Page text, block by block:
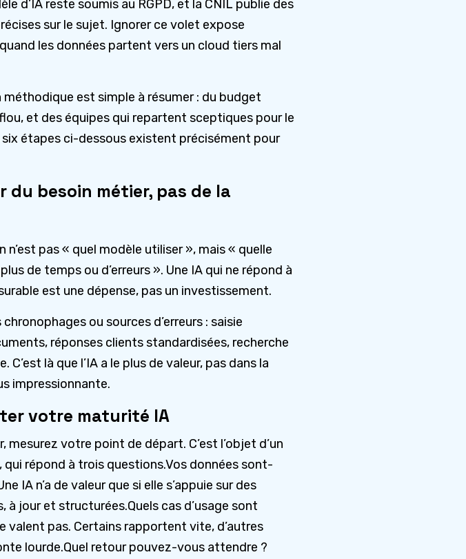
d’IA reste soumis au RGPD, et la CNIL publie des
sur le sujet. Ignorer ce volet expose
les données partent vers un cloud tiers mal
méthodique est simple à résumer : du budget
et des équipes qui repartent sceptiques pour le
étapes ci-dessous existent précisément pour
du besoin métier, pas de la
n’est pas « quel modèle utiliser », mais « quelle
de temps ou d’erreurs ». Une IA qui ne répond à
est une dépense, pas un investissement.
ou sources d’erreurs : saisie
réponses clients standardisées, recherche
C’est là que l’IA a le plus de valeur, pas dans la
impressionnante.
votre maturité IA
mesurez votre point de départ. C’est l’objet d’un
répond à trois questions.Vos données sont-
IA n’a de valeur que si elle s’appuie sur des
à jour et structurées.Quels cas d’usage sont
valent pas. Certains rapportent vite, d’autres
lourde.Quel retour pouvez-vous attendre ?